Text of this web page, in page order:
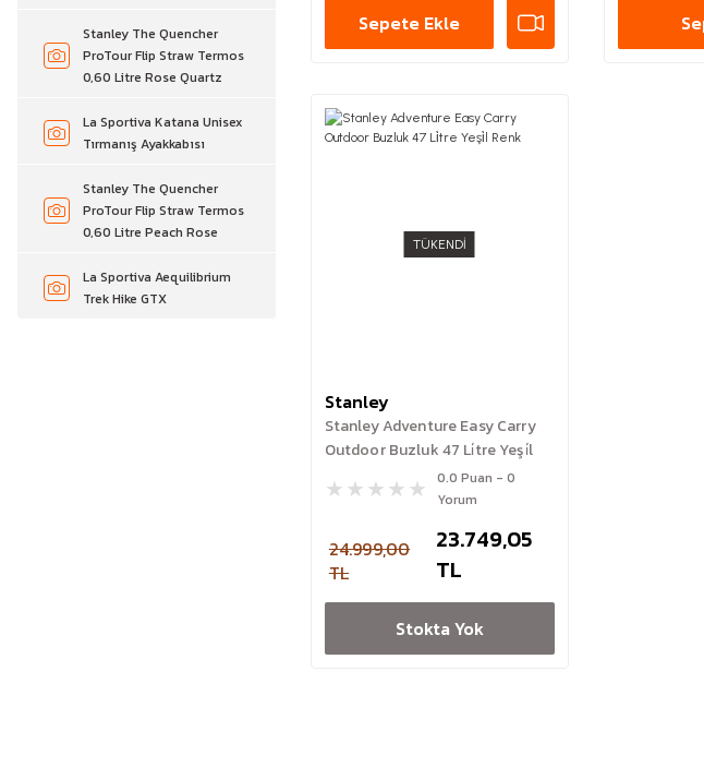
Stanley The Quencher
ProTour Flip Straw Termos
0,60 Litre Rose Quartz
La Sportiva Katana Unisex
Tırmanış Ayakkabısı
Stanley The Quencher
ProTour Flip Straw Termos
0,60 Litre Peach Rose
La Sportiva Aequilibrium
Trek Hike GTX
Sepete Ekle
TÜKENDİ
Stanley
Stanley Adventure Easy Carry
Outdoor Buzluk 47 Li̇tre Yeşi̇l
0.0 Puan - 0
Yorum
24.999,00
TL
23.749,05
TL
Stokta Yok